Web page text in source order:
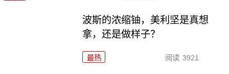
波斯的浓缩铀，美利坚是真想
拿，还是做样子？
最热 阅读 3921